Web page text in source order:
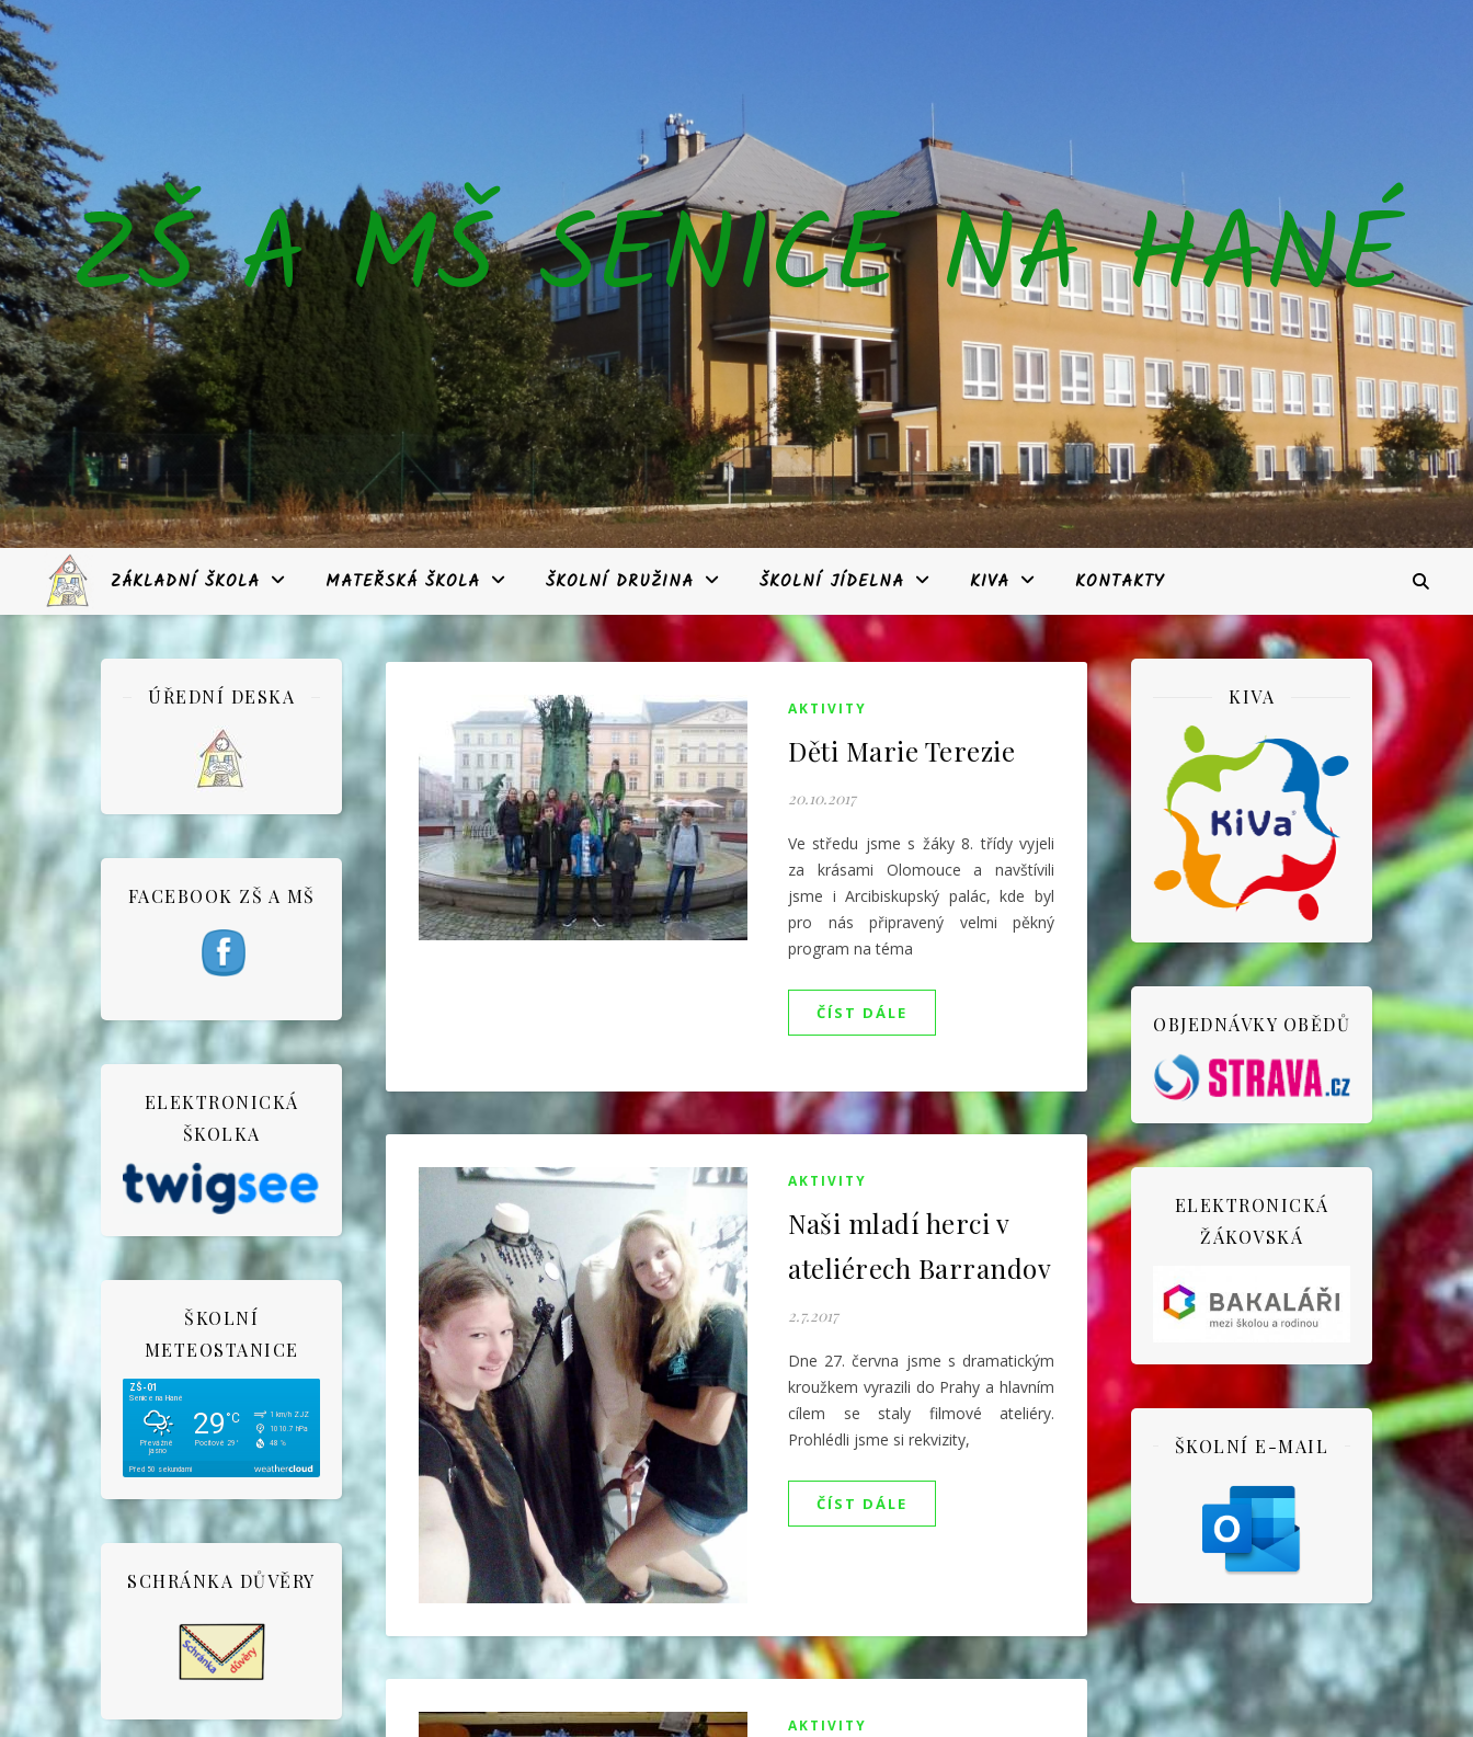
ZŠ A MŠ SENICE NA HANÉ
ZÁKLADNÍ ŠKOLA MATEŘSKÁ ŠKOLA ŠKOLNÍ DRUŽINA ŠKOLNÍ JÍDELNA KIVA KONTAKTY
ÚŘEDNÍ DESKA
FACEBOOK ZŠ A MŠ
ELEKTRONICKÁ
ŠKOLKA
ŠKOLNÍ
METEOSTANICE
SCHRÁNKA DŮVĚRY
AKTIVITY
Děti Marie Terezie
20.10.2017
Ve středu jsme s žáky 8. třídy vyjeli
za krásami Olomouce a navštívili
jsme i Arcibiskupský palác, kde byl
pro nás připravený velmi pěkný
program na téma
ČÍST DÁLE
AKTIVITY
Naši mladí herci v
ateliérech Barrandov
2.7.2017
Dne 27. června jsme s dramatickým
kroužkem vyrazili do Prahy a hlavním
cílem se staly filmové ateliéry.
Prohlédli jsme si rekvizity,
ČÍST DÁLE
AKTIVITY
KIVA
OBJEDNÁVKY OBĚDŮ
ELEKTRONICKÁ
ŽÁKOVSKÁ
ŠKOLNÍ E-MAIL